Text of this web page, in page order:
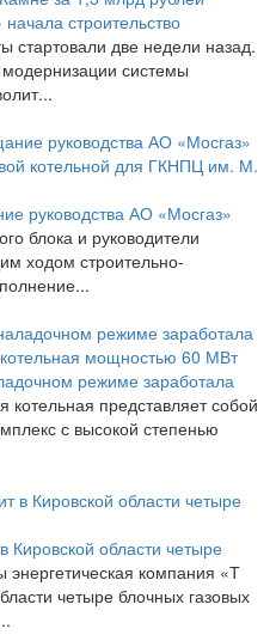
строительство
стартовали две недели назад.
системы
руководства АО «Мосгаз»
блока и руководители
ходом строительно-
режиме заработала
котельная представляет собой
с высокой степенью
области четыре
компания «Т
четыре блочных газовых